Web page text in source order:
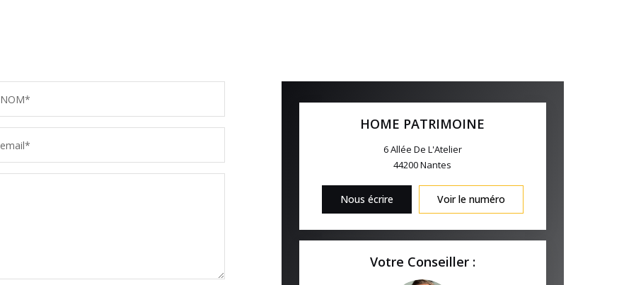
NOM*
email*
HOME PATRIMOINE
6 Allée De L'Atelier
44200Nantes
Nous écrire Voir le numéro
Votre Conseiller :